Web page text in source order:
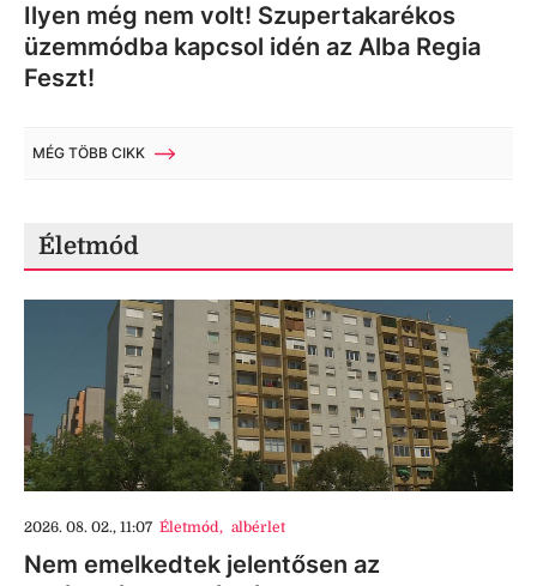
Ilyen még nem volt! Szupertakarékos
üzemmódba kapcsol idén az Alba Regia
Feszt!
MÉG TÖBB CIKK
Életmód
2026. 08. 02., 11:07 Életmód, albérlet
Nem emelkedtek jelentősen az